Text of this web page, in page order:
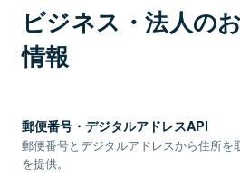
ビジネス・法人の
情報
郵便番号・デジタルアドレスAPI
郵便番号とデジタルアドレスから住所を
を提供。